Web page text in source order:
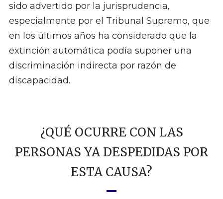
sido advertido por la jurisprudencia,
especialmente por el Tribunal Supremo, que
en los últimos años ha considerado que la
extinción automática podía suponer una
discriminación indirecta por razón de
discapacidad.
¿QUÉ OCURRE CON LAS
PERSONAS YA DESPEDIDAS POR
ESTA CAUSA?